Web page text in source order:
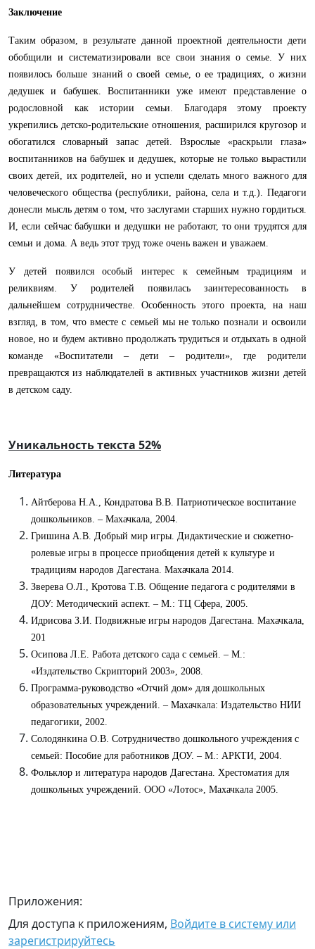
Заключение
Таким образом, в результате данной проектной деятельности дети
обобщили и систематизировали все свои знания о семье. У них
появилось больше знаний о своей семье, о ее традициях, о жизни
дедушек и бабушек. Воспитанники уже имеют представление о
родословной как истории семьи. Благодаря этому проекту
укрепились детско-родительские отношения, расширился кругозор и
обогатился словарный запас детей. Взрослые «раскрыли глаза»
воспитанников на бабушек и дедушек, которые не только вырастили
своих детей, их родителей, но и успели сделать много важного для
человеческого общества (республики, района, села и т.д.). Педагоги
донесли мысль детям о том, что заслугами старших нужно гордиться.
И, если сейчас бабушки и дедушки не работают, то они трудятся для
семьи и дома. А ведь этот труд тоже очень важен и уважаем.
У детей появился особый интерес к семейным традициям и
реликвиям. У родителей появилась заинтересованность в
дальнейшем сотрудничестве. Особенность этого проекта, на наш
взгляд, в том, что вместе с семьей мы не только познали и освоили
новое, но и будем активно продолжать трудиться и отдыхать в одной
команде «Воспитатели – дети – родители», где родители
превращаются из наблюдателей в активных участников жизни детей
в детском саду.
Уникальность текста 52%
Литература
Айтберова Н.А., Кондратова В.В. Патриотическое воспитание
дошкольников. – Махачкала, 2004.
Гришина А.В. Добрый мир игры. Дидактические и сюжетно-
ролевые игры в процессе приобщения детей к культуре и
традициям народов Дагестана. Махачкала 2014.
Зверева О.Л., Кротова Т.В. Общение педагога с родителями в
ДОУ: Методический аспект. – М.: ТЦ Сфера, 2005.
Идрисова З.И. Подвижные игры народов Дагестана. Махачкала,
201
Осипова Л.Е. Работа детского сада с семьей. – М.:
«Издательство Скрипторий 2003», 2008.
Программа-руководство «Отчий дом» для дошкольных
образовательных учреждений. – Махачкала: Издательство НИИ
педагогики, 2002.
Солодянкина О.В. Сотрудничество дошкольного учреждения с
семьей: Пособие для работников ДОУ. – М.: АРКТИ, 2004.
Фольклор и литература народов Дагестана. Хрестоматия для
дошкольных учреждений. ООО «Лотос», Махачкала 2005.
Приложения:
Для доступа к приложениям, Войдите в систему или
зарегистрируйтесь